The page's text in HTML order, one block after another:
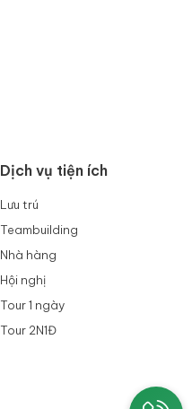
Dịch vụ tiện ích
Lưu trú
Teambuilding
Nhà hàng
Hội nghị
Tour 1 ngày
Tour 2N1Đ